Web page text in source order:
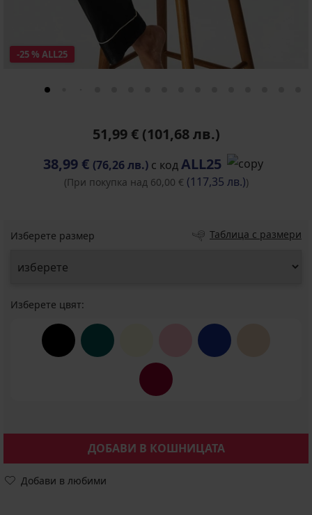
-25 % ALL25
51,99 € (101,68 лв.)
38,99 € (76,26 лв.) с кодALL25
(При покупка над 60,00 € (117,35 лв.))
Изберете размер Таблица с размери
Изберете цвят:
ДОБАВИ В КОШНИЦАТА
Добави в любими